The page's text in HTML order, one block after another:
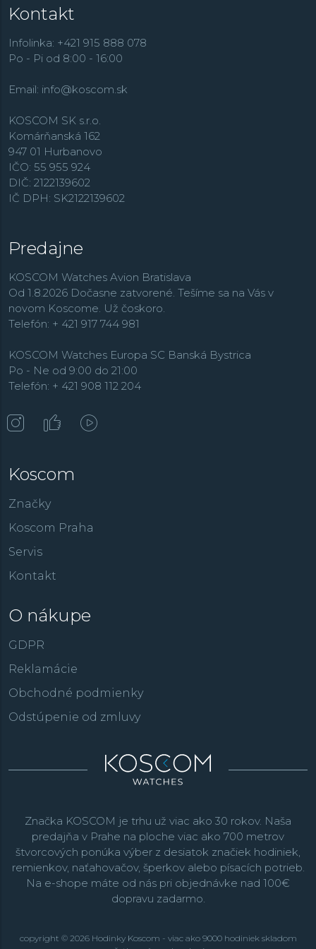
Kontakt
Infolinka: +421 915 888 078
Po - Pi od 8:00 - 16:00
Email: info@koscom.sk
KOSCOM SK s.r.o.
Komárňanská 162
947 01 Hurbanovo
IČO: 55 955 924
DIČ: 2122139602
IČ DPH: SK2122139602
Predajne
KOSCOM Watches Avion Bratislava
Od 1.8.2026 Dočasne zatvorené. Tešíme sa na Vás v
novom Koscome. Už čoskoro.
Telefón: + 421 917 744 981
KOSCOM Watches Europa SC Banská Bystrica
Po - Ne od 9:00 do 21:00
Telefón: + 421 908 112 204
Koscom
Značky
Koscom Praha
Servis
Kontakt
O nákupe
GDPR
Reklamácie
Obchodné podmienky
Odstúpenie od zmluvy
Značka KOSCOM je trhu už viac ako 30 rokov. Naša
predajňa v Prahe na ploche viac ako 700 metrov
štvorcových ponúka výber z desiatok značiek hodiniek,
remienkov, naťahovačov, šperkov alebo písacích potrieb.
Na e-shope máte od nás pri objednávke nad 100€
dopravu zadarmo.
copyright © 2026 Hodinky Koscom - viac ako 9000 hodiniek skladom